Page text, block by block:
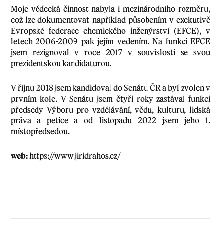
Moje vědecká činnost nabyla i mezinárodního rozměru,
což lze dokumentovat například působením v exekutivě
Evropské federace chemického inženýrství (EFCE), v
letech 2006-2009 pak jejím vedením. Na funkci EFCE
jsem rezignoval v roce 2017 v souvislosti se svou
prezidentskou kandidaturou.
V říjnu 2018 jsem kandidoval do Senátu ČR a byl zvolen v
prvním kole. V Senátu jsem čtyři roky zastával funkci
předsedy Výboru pro vzdělávání, vědu, kulturu, lidská
práva a petice a od listopadu 2022 jsem jeho 1.
místopředsedou.
web:https://www.jiridrahos.cz/